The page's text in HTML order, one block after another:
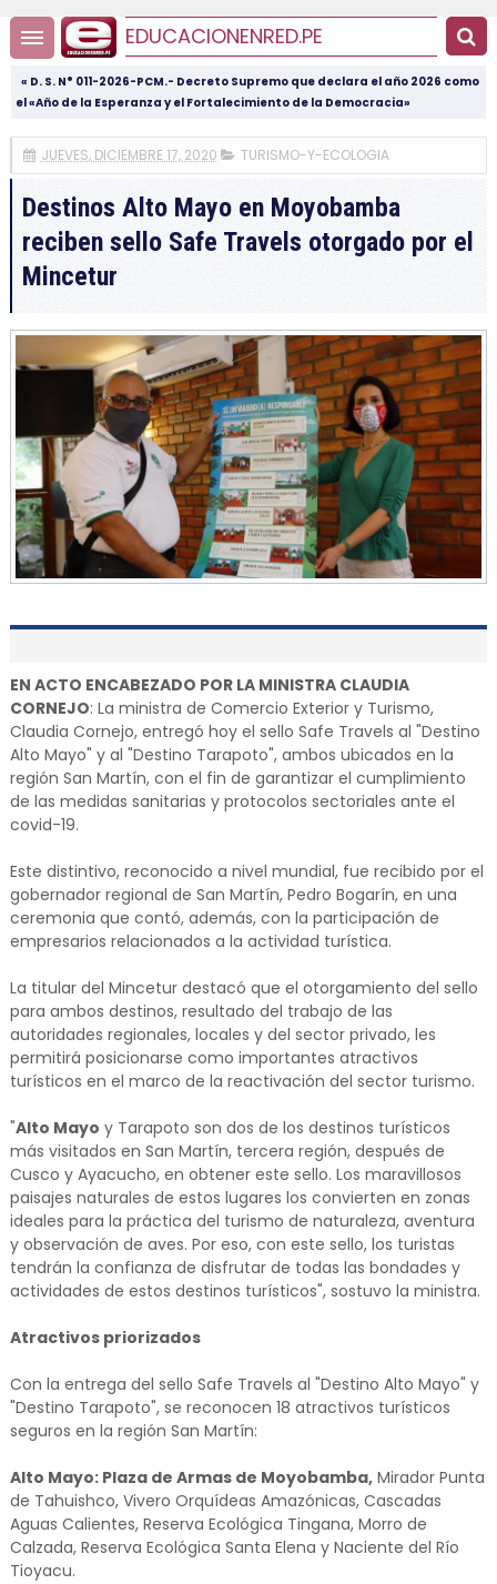
EDUCACIONENRED.PE
« D. S. N° 011-2026-PCM.- Decreto Supremo que declara el año 2026 como
el «Año de la Esperanza y el Fortalecimiento de la Democracia»
JUEVES, DICIEMBRE 17, 2020 TURISMO-Y-ECOLOGIA
Destinos Alto Mayo en Moyobamba
reciben sello Safe Travels otorgado por el
Mincetur
EN ACTO ENCABEZADO POR LA MINISTRA CLAUDIA
CORNEJO: La ministra de Comercio Exterior y Turismo,
Claudia Cornejo, entregó hoy el sello Safe Travels al "Destino
Alto Mayo" y al "Destino Tarapoto", ambos ubicados en la
región San Martín, con el fin de garantizar el cumplimiento
de las medidas sanitarias y protocolos sectoriales ante el
covid-19.
Este distintivo, reconocido a nivel mundial, fue recibido por el
gobernador regional de San Martín, Pedro Bogarín, en una
ceremonia que contó, además, con la participación de
empresarios relacionados a la actividad turística.
La titular del Mincetur destacó que el otorgamiento del sello
para ambos destinos, resultado del trabajo de las
autoridades regionales, locales y del sector privado, les
permitirá posicionarse como importantes atractivos
turísticos en el marco de la reactivación del sector turismo.
"Alto Mayo y Tarapoto son dos de los destinos turísticos
más visitados en San Martín, tercera región, después de
Cusco y Ayacucho, en obtener este sello. Los maravillosos
paisajes naturales de estos lugares los convierten en zonas
ideales para la práctica del turismo de naturaleza, aventura
y observación de aves. Por eso, con este sello, los turistas
tendrán la confianza de disfrutar de todas las bondades y
actividades de estos destinos turísticos", sostuvo la ministra.
Atractivos priorizados
Con la entrega del sello Safe Travels al "Destino Alto Mayo" y
"Destino Tarapoto", se reconocen 18 atractivos turísticos
seguros en la región San Martín:
Alto Mayo: Plaza de Armas de Moyobamba,Mirador Punta
de Tahuishco, Vivero Orquídeas Amazónicas, Cascadas
Aguas Calientes, Reserva Ecológica Tingana, Morro de
Calzada, Reserva Ecológica Santa Elena y Naciente del Río
Tioyacu.